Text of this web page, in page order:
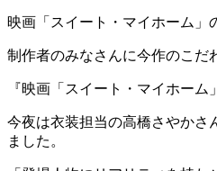
映画「スイート・マイホーム」
制作者のみなさんに今作のこだ
『映画「スイート・マイホーム
今夜は衣装担当の高橋さやかさ
ました。